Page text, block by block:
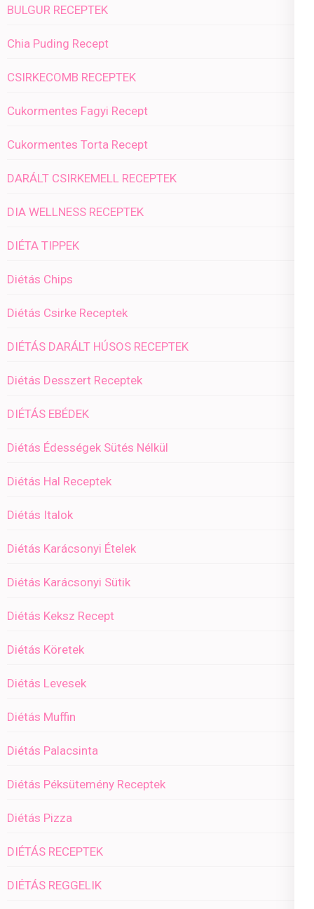
BULGUR RECEPTEK
Chia Puding Recept
CSIRKECOMB RECEPTEK
Cukormentes Fagyi Recept
Cukormentes Torta Recept
DARÁLT CSIRKEMELL RECEPTEK
DIA WELLNESS RECEPTEK
DIÉTA TIPPEK
Diétás Chips
Diétás Csirke Receptek
DIÉTÁS DARÁLT HÚSOS RECEPTEK
Diétás Desszert Receptek
DIÉTÁS EBÉDEK
Diétás Édességek Sütés Nélkül
Diétás Hal Receptek
Diétás Italok
Diétás Karácsonyi Ételek
Diétás Karácsonyi Sütik
Diétás Keksz Recept
Diétás Köretek
Diétás Levesek
Diétás Muffin
Diétás Palacsinta
Diétás Péksütemény Receptek
Diétás Pizza
DIÉTÁS RECEPTEK
DIÉTÁS REGGELIK